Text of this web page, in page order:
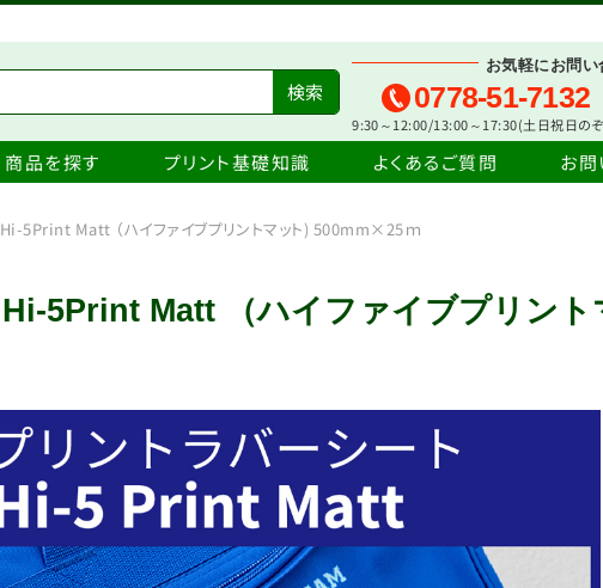
お気軽にお問
0778-51-7132
9:30～12:00/13:00～17:30(土日祝日のぞ
商品を探す プリント基礎知識 よくあるご質問 お
Hi-5Print Matt （ハイファイブプリントマット) 500mm×25ｍ
Hi-5Print Matt （ハイファイブプリント